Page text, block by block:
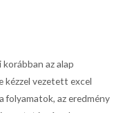
az alap
vezetett excel
az eredmény